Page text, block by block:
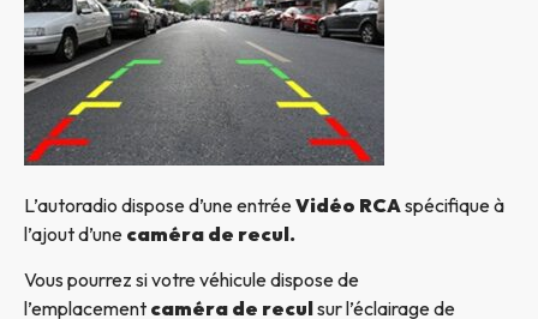
L’autoradio dispose d’une entréeVidéo RCAspécifique à
l’ajout d’une caméra de recul.
Vous pourrez si votre véhicule dispose de
l’emplacement caméra de reculsur l’éclairage de